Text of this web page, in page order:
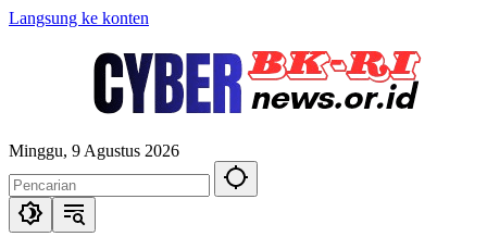
Langsung ke konten
Minggu, 9 Agustus 2026